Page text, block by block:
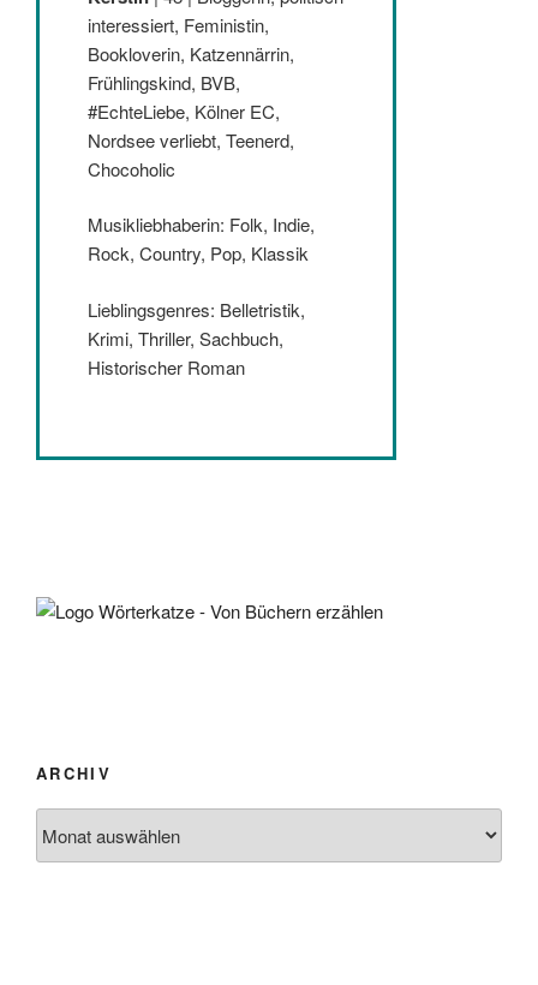
interessiert, Feministin,
Bookloverin, Katzennärrin,
Frühlingskind, BVB,
#EchteLiebe, Kölner EC,
Nordsee verliebt, Teenerd,
Chocoholic
Musikliebhaberin: Folk, Indie,
Rock, Country, Pop, Klassik
Lieblingsgenres: Belletristik,
Krimi, Thriller, Sachbuch,
Historischer Roman
ARCHIV